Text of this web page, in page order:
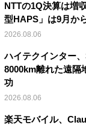
NTTの1Q決算は増
型HAPS」は9月か
2026.08.06
ハイテクインター
8000km離れた遠隔
功
2026.08.06
楽天モバイル、